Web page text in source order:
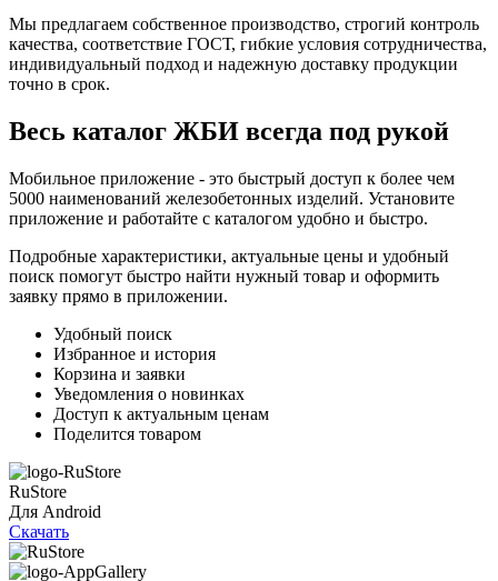
Мы предлагаем собственное производство, строгий контроль
качества, соответствие ГОСТ, гибкие условия сотрудничества,
индивидуальный подход и надежную доставку продукции
точно в срок.
Весь каталог ЖБИ всегда под рукой
Мобильное приложение - это быстрый доступ к более чем
5000 наименований железобетонных изделий. Установите
приложение и работайте с каталогом удобно и быстро.
Подробные характеристики, актуальные цены и удобный
поиск помогут быстро найти нужный товар и оформить
заявку прямо в приложении.
Удобный поиск
Избранное и история
Корзина и заявки
Уведомления о новинках
Доступ к актуальным ценам
Поделится товаром
RuStore
Для Android
Скачать